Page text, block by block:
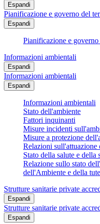
Espandi
Pianificazione e governo del
Espandi
Pianificazione e
Informazioni ambientali
Espandi
Informazioni ambientali
Espandi
Informazioni ambientali
Stato dell'ambiente
Fattori inquinanti
Misure incidenti
Misure a protezione
Relazioni sull'attuazione
Stato della salute e della
Relazione sullo stato
dell'Ambiente e della
Strutture sanitarie private
Espandi
Strutture sanitarie private
Espandi